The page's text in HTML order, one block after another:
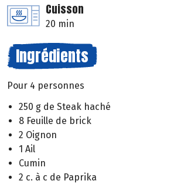
Cuisson
20 min
Ingrédients
Pour 4 personnes
250 g de Steak haché
8 Feuille de brick
2 Oignon
1 Ail
Cumin
2 c. à c de Paprika